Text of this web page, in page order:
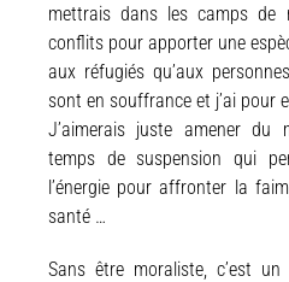
mettrais dans les camps de
conflits pour apporter une
aux réfugiés qu’aux
sont en souffrance et j’ai pour
J’aimerais juste amener du
temps de suspension qui
l’énergie pour affronter la
santé …
Sans être moraliste, c’est